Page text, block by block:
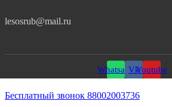
lesosrub@mail.ru
WhatsappVkYoutube
Бесплатный звонок 88002003736